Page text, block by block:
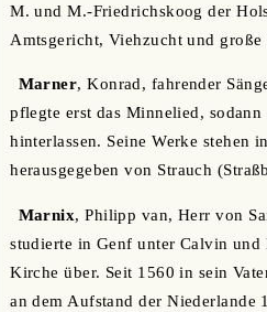
M. und M.-Friedrichskoog der
Amtsgericht, Viehzucht und
Marner, Konrad, fahrender
pflegte erst das Minnelied,
hinterlassen. Seine Werke stehen
herausgegeben von Strauch
Marnix, Philipp van, Herr von
studierte in Genf unter Calvin und
Kirche über. Seit 1560 in sein
an dem Aufstand der